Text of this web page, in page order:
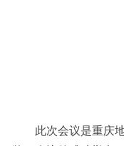
此次会议是重庆